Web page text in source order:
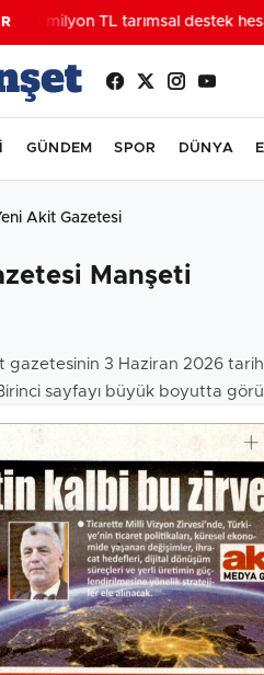
688 milyon TL tarımsal destek
GÜNDEM SPOR DÜNYA
Akit Gazetesi
Manşeti
gazetesinin 3 Haziran 2026
sayfayı büyük boyutta